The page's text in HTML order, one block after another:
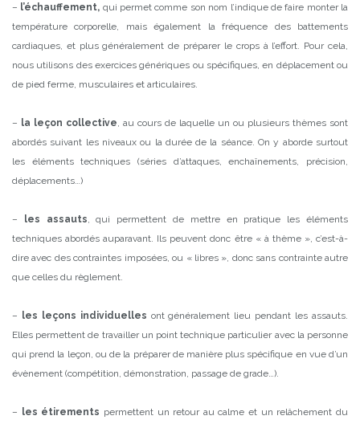
– l’échauffement, qui permet comme son nom l’indique de faire monter la
température corporelle, mais également la fréquence des battements
cardiaques, et plus généralement de préparer le crops à l’effort. Pour cela,
nous utilisons des exercices génériques ou spécifiques, en déplacement ou
de pied ferme, musculaires et articulaires.
– la leçon collective , au cours de laquelle un ou plusieurs thèmes sont
abordés suivant les niveaux ou la durée de la séance. On y aborde surtout
les éléments techniques (séries d’attaques, enchaînements, précision,
déplacements…)
– les assauts , qui permettent de mettre en pratique les éléments
techniques abordés auparavant. Ils peuvent donc être « à thème », c’est-à-
dire avec des contraintes imposées, ou « libres », donc sans contrainte autre
que celles du règlement.
– les leçons individuelles ont généralement lieu pendant les assauts.
Elles permettent de travailler un point technique particulier avec la personne
qui prend la leçon, ou de la préparer de manière plus spécifique en vue d’un
évènement (compétition, démonstration, passage de grade…).
– les étirements permettent un retour au calme et un relâchement du